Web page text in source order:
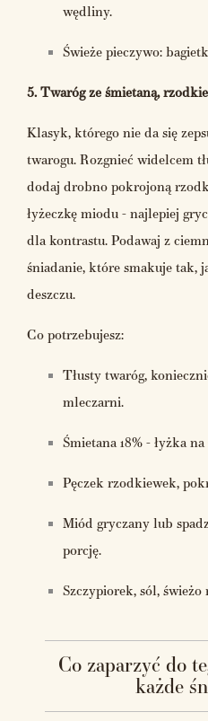
wędliny.
Świeże pieczywo:
5. Twaróg ze śmietaną,
Klasyk, którego nie da się
twarogu. Rozgnieć widelcem
dodaj drobno pokrojoną
łyżeczkę miodu - najlepiej
dla kontrastu. Podawaj z
śniadanie, które smakuje tak,
deszczu.
Co potrzebujesz:
Tłusty twaróg,
mleczarni.
Śmietana 18% - łyżka
Pęczek rzodkiewek,
Miód gryczany lub
porcję.
Szczypiorek, sól,
Co zaparzyć do
każde